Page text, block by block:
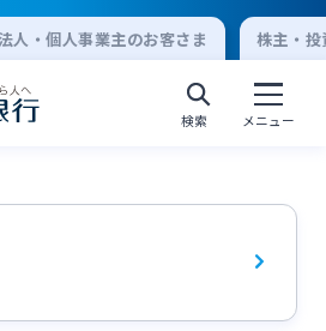
人・個人事業主のお客さま 株主・
検索 メニュー
ログオン